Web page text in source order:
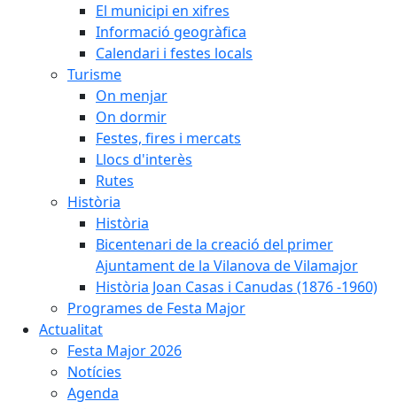
El municipi en xifres
Informació geogràfica
Calendari i festes locals
Turisme
On menjar
On dormir
Festes, fires i mercats
Llocs d'interès
Rutes
Història
Història
Bicentenari de la creació del primer
Ajuntament de la Vilanova de Vilamajor
Història Joan Casas i Canudas (1876 -1960)
Programes de Festa Major
Actualitat
Festa Major 2026
Notícies
Agenda